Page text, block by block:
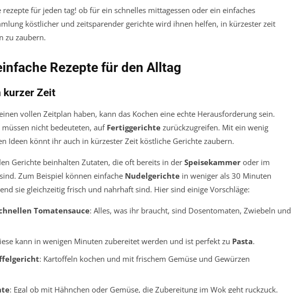
Rezepte für den Alltag
kurzer Zeit
vollen Zeitplan haben, kann das Kochen eine echte Herausforderung sein.
müssen nicht bedeuteten, auf Fertiggerichte zurückzugreifen. Mit ein wenig
Ideen könnt ihr auch in kürzester Zeit köstliche Gerichte zaubern.
Gerichte beinhalten Zutaten, die oft bereits in der Speisekammer oder im
Zum Beispiel können einfache Nudelgerichte in weniger als 30 Minuten
sie gleichzeitig frisch und nahrhaft sind. Hier sind einige Vorschläge:
Tomatensauce: Alles, was ihr braucht, sind Dosentomaten, Zwiebeln und
kann in wenigen Minuten zubereitet werden und ist perfekt zu Pasta.
: Kartoffeln kochen und mit frischem Gemüse und Gewürzen
: Egal ob mit Hähnchen oder Gemüse, die Zubereitung im Wok geht ruckzuck.